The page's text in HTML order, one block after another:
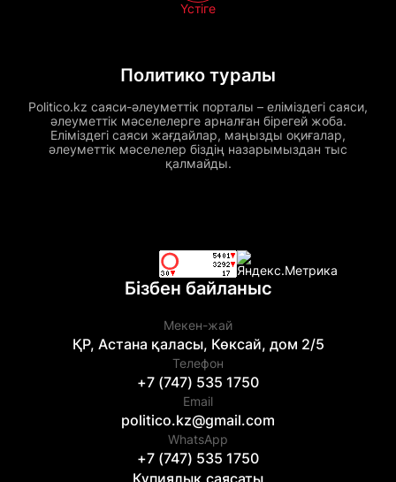
Политико туралы
Politico.kz саяси-әлеуметтік порталы – еліміздегі саяси,
әлеуметтік мәселелерге арналған бірегей жоба.
Еліміздегі саяси жағдайлар, маңызды оқиғалар,
әлеуметтік мәселелер біздің назарымыздан тыс
қалмайды.
Үстіге
Бізбен байланыс
Мекен-жай
ҚР, Астана қаласы, Көксай, дом 2/5
Телефон
+7 (747) 535 1750
Email
politico.kz@gmail.com
WhatsApp
+7 (747) 535 1750
Құпиялық саясаты